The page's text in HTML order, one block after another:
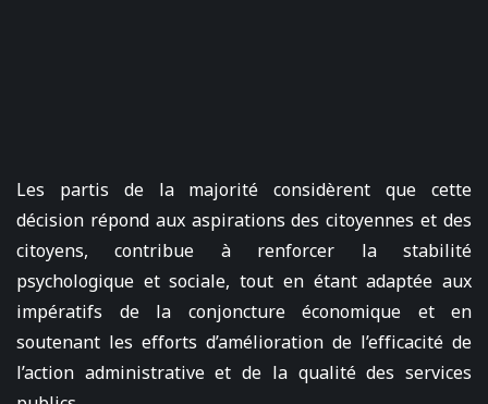
Les partis de la majorité considèrent que cette
décision répond aux aspirations des citoyennes et des
citoyens, contribue à renforcer la stabilité
psychologique et sociale, tout en étant adaptée aux
impératifs de la conjoncture économique et en
soutenant les efforts d’amélioration de l’efficacité de
l’action administrative et de la qualité des services